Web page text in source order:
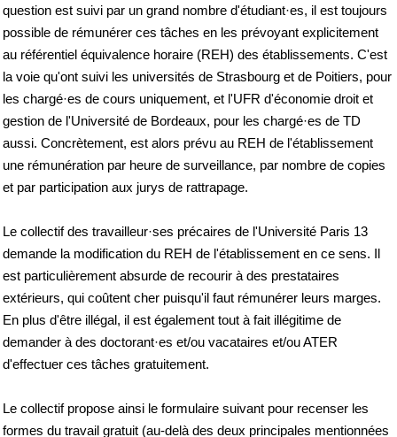
question est suivi par un grand nombre d'étudiant·es, il est toujours
possible de rémunérer ces tâches en les prévoyant explicitement
au référentiel équivalence horaire (REH) des établissements. C'est
la voie qu'ont suivi les universités de Strasbourg et de Poitiers, pour
les chargé·es de cours uniquement, et l'UFR d'économie droit et
gestion de l'Université de Bordeaux, pour les chargé·es de TD
aussi. Concrètement, est alors prévu au REH de l'établissement
une rémunération par heure de surveillance, par nombre de copies
et par participation aux jurys de rattrapage.
Le collectif des travailleur·ses précaires de l'Université Paris 13
demande la modification du REH de l'établissement en ce sens. Il
est particulièrement absurde de recourir à des prestataires
extérieurs, qui coûtent cher puisqu'il faut rémunérer leurs marges.
En plus d'être illégal, il est également tout à fait illégitime de
demander à des doctorant·es et/ou vacataires et/ou ATER
d'effectuer ces tâches gratuitement.
Le collectif propose ainsi le formulaire suivant pour recenser les
formes du travail gratuit (au-delà des deux principales mentionnées